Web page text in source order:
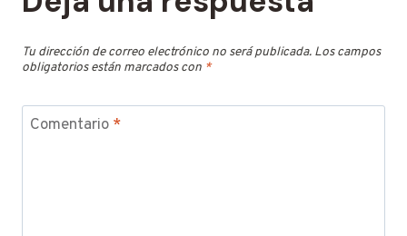
Tu dirección de correo electrónico no será publicada. Los campos
obligatorios están marcados con *
Comentario *